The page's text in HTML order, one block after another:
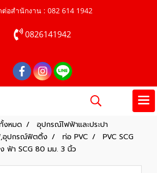
ต่อสำนักงาน : 082 614 1942
0826141942
งหมด
อุปกรณ์ไฟฟ้าและประปา
,อุปกรณ์ฟิตติ้ง
ท่อ PVC
PVC SCG
ฟ้า SCG 80 มม. 3 นิ้ว